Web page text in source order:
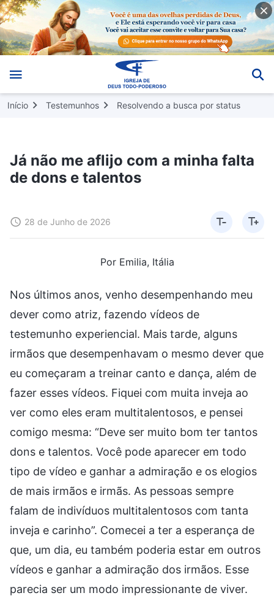
Início Testemunhos Resolvendo a busca por status
Já não me aflijo com a minha falta
de dons e talentos
28 de Junho de 2026
Por Emilia, Itália
Nos últimos anos, venho desempenhando meu
dever como atriz, fazendo vídeos de
testemunho experiencial. Mais tarde, alguns
irmãos que desempenhavam o mesmo dever que
eu começaram a treinar canto e dança, além de
fazer esses vídeos. Fiquei com muita inveja ao
ver como eles eram multitalentosos, e pensei
comigo mesma: “Deve ser muito bom ter tantos
dons e talentos. Você pode aparecer em todo
tipo de vídeo e ganhar a admiração e os elogios
de mais irmãos e irmãs. As pessoas sempre
falam de indivíduos multitalentosos com tanta
inveja e carinho”. Comecei a ter a esperança de
que, um dia, eu também poderia estar em outros
vídeos e ganhar a admiração dos irmãos. Esse
parecia ser um modo impressionante de viver.